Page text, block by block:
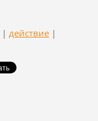
| действие |